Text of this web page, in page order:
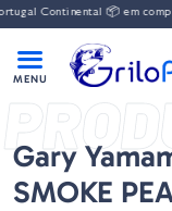
📦 em compras
Gary
SMOKE